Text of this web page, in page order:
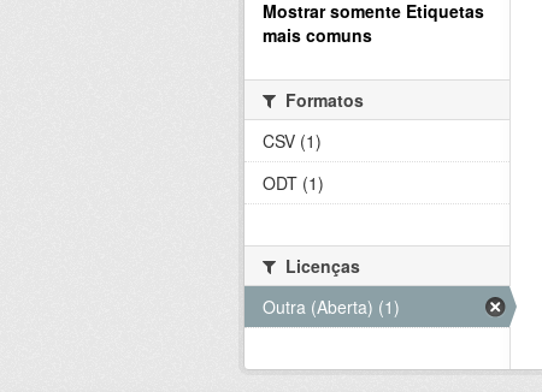
Mostrar somente Etiquetas
mais comuns
Formatos
CSV (1)
ODT (1)
Licenças
Outra (Aberta) (1)